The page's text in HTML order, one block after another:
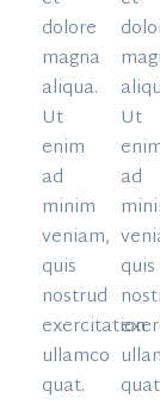
dolore
magna
aliqua.
Ut
enim
ad
minim
veniam,
quis
nostrud
exercitation
ullamco
quat.
Ut
ad
quis